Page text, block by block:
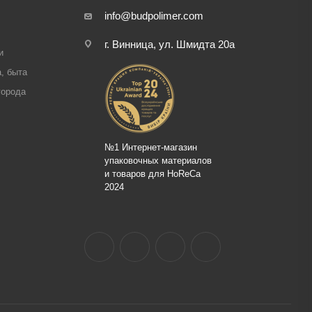
быта
info@budpolimer.com
г. Винница, ул. Шмидта 20а
№1 Интернет-магазин
упаковочных материалов
и товаров для HoReCa
2024